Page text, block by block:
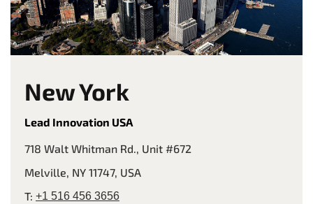
New York
Lead Innovation USA
718 Walt Whitman Rd., Unit #672
Melville, NY 11747, USA
T: +1 516 456 3656